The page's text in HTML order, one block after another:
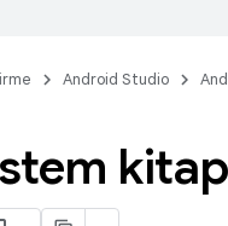
Android Studio